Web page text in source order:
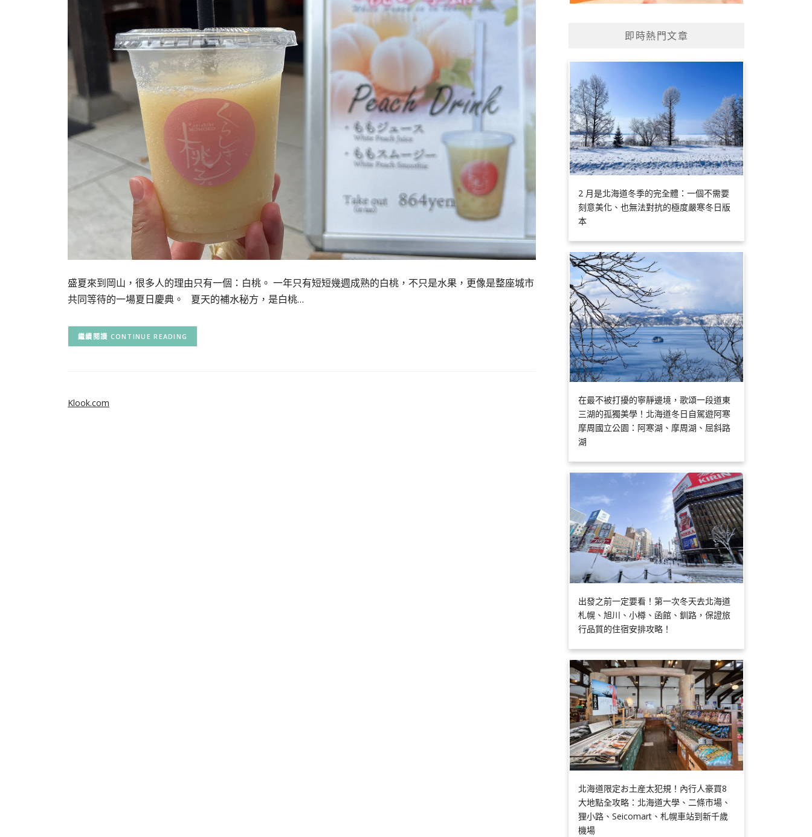
盛夏來到岡山，很多人的理由只有一個：白桃。 一年只有短短幾週成熟的白桃，不只是水果，更像是整座城市
共同等待的一場夏日慶典。 夏天的補水秘方，是白桃…
CONTINUE READING
即時熱門文章
2 月是北海道冬季的完全體：一個不需要
刻意美化、也無法對抗的極度嚴寒冬日版
本
在最不被打擾的寧靜邊境，歌頌一段道東
三湖的孤獨美學！北海道冬日自駕遊阿寒
摩周國立公園：阿寒湖、摩周湖、屈斜路
湖
出發之前一定要看！第一次冬天去北海道
札幌、旭川、小樽、函館、釧路，保證旅
行品質的住宿安排攻略！
北海道限定お土産太犯規！內行人豪買8
大地點全攻略：北海道大學、二條市場、
狸小路、Seicomart、札幌車站到新千歲
機場
Klook.com